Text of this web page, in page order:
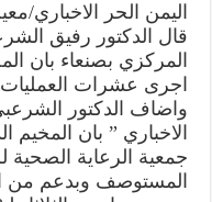
اليمن الحر الاخباري/
قال الدكتور رفيق
المركزي بصنعاء بان
اجرى عشرات العمليات
واضاف الدكتور
الاخباري ” بان
جمعية الرعاية الصحية
المستوصف وبدعم من